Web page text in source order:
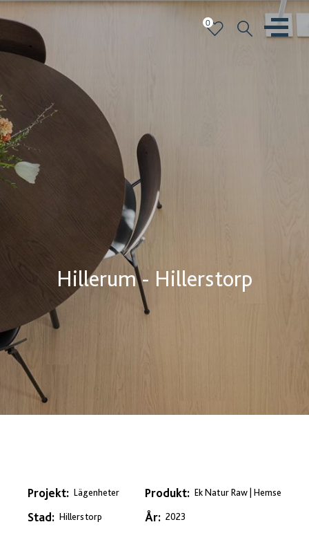
0
Hillerum - Hillerstorp
Projekt: Lägenheter
Stad: Hillerstorp
Produkt: Ek Natur Raw | Hemse
År: 2023